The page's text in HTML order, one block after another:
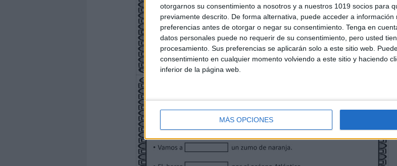
otorgarnos su consentimiento a nosotros y a nuestros 1019 socios para
previamente descrito. De forma alternativa, puede acceder a
preferencias antes de otorgar o negar su consentimiento. Tenga en
datos personales puede no requerir de su consentimiento, pero usted
procesamiento. Sus preferencias se aplicarán solo a este sitio web.
consentimiento en cualquier momento volviendo a este sitio y haciendo
inferior de la página web.
MÁS OPCIONES